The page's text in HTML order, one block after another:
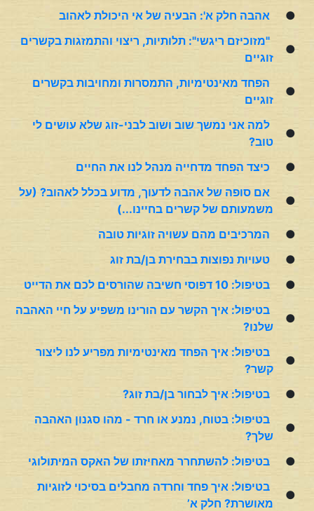
● אהבה חלק א': הבעיה של אי היכולת לאהוב
●
"מזוכיזם ריגשי": תלותיות, ריצוי והתמזגות בקשרים
זוגיים
●
הפחד מאינטימיות, התמסרות ומחויבות בקשרים
זוגיים
●
למה אני נמשך שוב ושוב לבני-זוג שלא עושים לי
טוב?
●
כיצד הפחד מדחייה מנהל לנו את החיים
●
אם סופה של אהבה לדעוך, מדוע בכלל לאהוב? (על
משמעותם של קשרים בחיינו...)
●
המרכיבים מהם עשויה זוגיות טובה
●
טעויות נפוצות בבחירת בן/בת זוג
●
בטיפול: 10 דפוסי חשיבה שהורסים לכם את הדייט
●
בטיפול: איך הקשר עם הורינו משפיע על חיי האהבה
שלנו?
●
בטיפול: איך הפחד מאינטימיות מפריע לנו ליצור
קשר?
●
בטיפול: איך לבחור בן/בת זוג?
●
בטיפול: בטוח, נמנע או חרד - מהו סגנון האהבה
שלך?
●
בטיפול: להשתחרר מאחיזתו של האקס המיתולוגי
●
בטיפול: איך פחד וחרדה מחבלים בסיכוי לזוגיות
מאושרת? חלק א’